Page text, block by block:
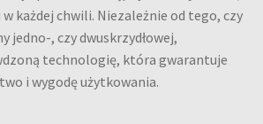
każdej chwili. Niezależnie od tego, czy
jedno-, czy dwuskrzydłowej,
technologię, która gwarantuje
i wygodę użytkowania.